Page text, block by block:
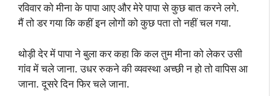
रविवार को मीना के पापा आए और मेरे पापा से कुछ बात करने लगे.
मैं तो डर गया कि कहीं इन लोगों को कुछ पता तो नहीं चल गया.
थोड़ी देर में पापा ने बुला कर कहा कि कल तुम मीना को लेकर उसी
गांव में चले जाना. उधर रुकने की व्यवस्था अच्छी न हो तो वापिस आ
जाना. दूसरे दिन फिर चले जाना.